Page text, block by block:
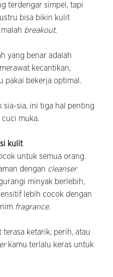
terdengar simpel, tapi
bisa bikin kulit
breakout.
yang benar adalah
kecantikan,
pakai bekerja optimal.
sia-sia, ini tiga hal penting
muka.
kulit
untuk semua orang.
dengan cleanser
minyak berlebih,
lebih cocok dengan
fragrance.
ketarik, perih, atau
kamu terlalu keras untuk